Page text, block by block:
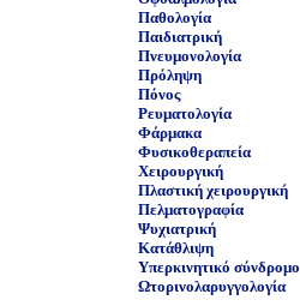
Παθολογία
Παιδιατρική
Πνευμονολογία
Πρόληψη
Πόνος
Ρευματολογία
Φάρμακα
Φυσικοθεραπεία
Χειρουργική
Πλαστική χειρουργική
Πελματογραφία
Ψυχιατρική
Κατάθλιψη
Υπερκινητικό σύνδρομο
Ωτορινολαρυγγολογία